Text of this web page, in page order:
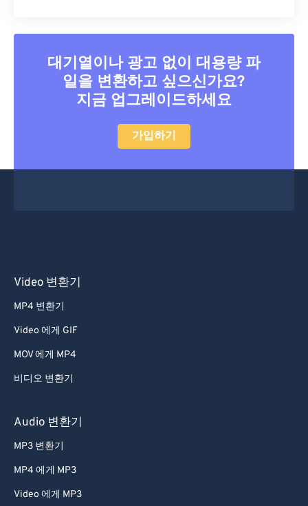
대기열이나 광고 없이 대용량 파
일을 변환하고 싶으신가요?
지금 업그레이드하세요
가입하기
Video 변환기
MP4 변환기
Video 에게 GIF
MOV 에게 MP4
비디오 변환기
Audio 변환기
MP3 변환기
MP4 에게 MP3
Video 에게 MP3